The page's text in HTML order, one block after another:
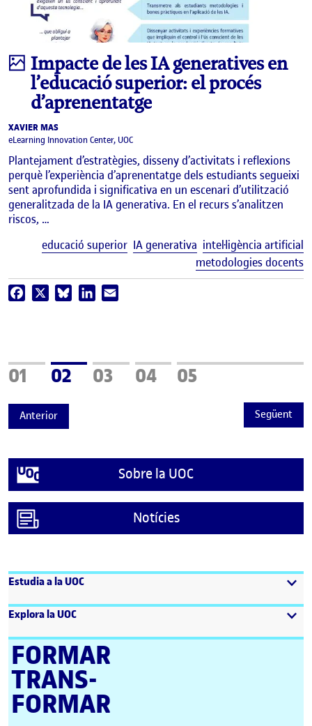
Infografia
Impacte de les IA generatives en
l’educació superior: el procés
d’aprenentatge
XAVIER MAS
eLearning Innovation Center, UOC
Plantejament d’estratègies, disseny d’activitats i reflexions
perquè l’experiència d’aprenentatge dels estudiants segueixi
sent aprofundida i significativa en un escenari d’utilització
generalitzada de la IA generativa. En el recurs s’analitzen
riscos, …
educació superior IA generativa intel·ligència artificial
metodologies docents
Facebook BlueskyLinkedIn
Anterior
Pàgina
01 Pàgina
02 Pàgina
03 Pàgina
04 Pàgina
05
Següent
Sobre la UOC
Notícies
Estudia a la UOC
Explora la UOC
FORMAR
TRANS­
FORMAR